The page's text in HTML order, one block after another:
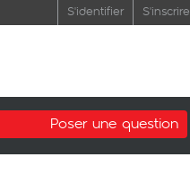
S'identifier S'inscrire
Poser une question